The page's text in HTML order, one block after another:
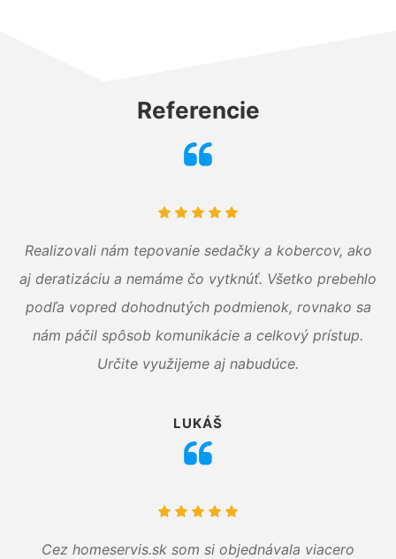
Referencie
Realizovali nám tepovanie sedačky a kobercov, ako
aj deratizáciu a nemáme čo vytknúť. Všetko prebehlo
podľa vopred dohodnutých podmienok, rovnako sa
nám páčil spôsob komunikácie a celkový prístup.
Určite využijeme aj nabudúce.
LUKÁŠ
Cez homeservis.sk som si objednávala viacero